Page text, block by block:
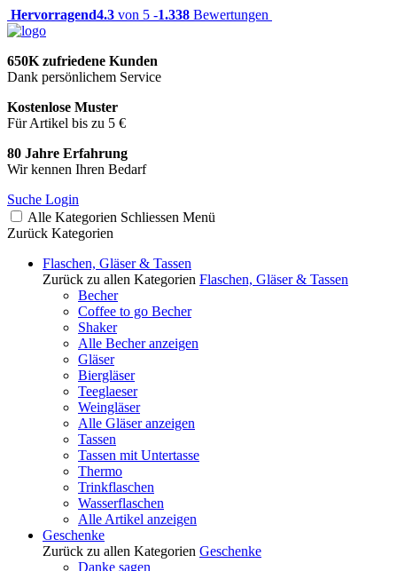
Hervorragend4.3 von 5 -1.338 Bewertungen
650K zufriedene Kunden
Dank persönlichem Service
Kostenlose Muster
Für Artikel bis zu 5 €
80 Jahre Erfahrung
Wir kennen Ihren Bedarf
Suche Login
Alle Kategorien Schliessen Menü
Zurück Kategorien
Flaschen, Gläser & Tassen
Zurück zu allen Kategorien Flaschen, Gläser & Tassen
Becher
Coffee to go Becher
Shaker
Alle Becher anzeigen
Gläser
Biergläser
Teeglaeser
Weingläser
Alle Gläser anzeigen
Tassen
Tassen mit Untertasse
Thermo
Trinkflaschen
Wasserflaschen
Alle Artikel anzeigen
Geschenke
Zurück zu allen Kategorien Geschenke
Danke sagen